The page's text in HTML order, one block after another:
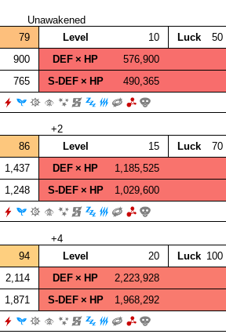
Unawakened
79 Level 10 Luck
50
900 DEF × HP
576,900
765 S‑DEF × HP 490,365
+2
86 Level 15 Luck
70
1,437 DEF × HP
1,185,525
1,248 S‑DEF × HP 1,029,600
+4
94 Level 20 Luck 100
2,114 DEF × HP
2,223,928
1,871 S‑DEF × HP 1,968,292